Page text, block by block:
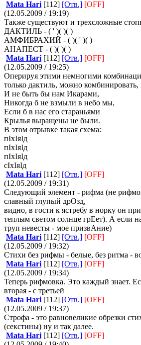
Mata Hari [112] [Отв.] [OFF]
(12.05.2009 / 19:19)
Также существуют и трехсложные
ДАКТИЛЬ - ( ' )( )( )
АМФИБРАХИЙ - ( )( ' )( )
АНАПЕСТ - ( )( )( )
Mata Hari [112] [Отв.] [OFF]
(12.05.2009 / 19:25)
Оперируя этими немногими
только дактиль, можно
И не быть бы нам Икарами,
Никогда б не взмыли в небо мы,
Если б в нас его стараньями
Крылья выращены не были.
В этом отрывке такая схема:
пIхIяIд
пIхIяIд
пIхIяIд
сIхIяIд
Mata Hari [112] [Отв.] [OFF]
(12.05.2009 / 19:31)
Следующий элемент - рифма (не
славный глупый дрОзд,
видно, в гости к ястребу в норку он
теплым светом солнце грЕет). А если
труп невесты - мое призвАние)
Mata Hari [112] [Отв.] [OFF]
(12.05.2009 / 19:32)
Стихи без рифмы - белые, без ритма -
Mata Hari [112] [Отв.] [OFF]
(12.05.2009 / 19:34)
Теперь рифмовка. Это каждый знает.
вторая - с третьей
Mata Hari [112] [Отв.] [OFF]
(12.05.2009 / 19:37)
Строфа - это равновеликие обрезки
(секстины) ну и так далее.
Mata Hari [112] [Отв.] [OFF]